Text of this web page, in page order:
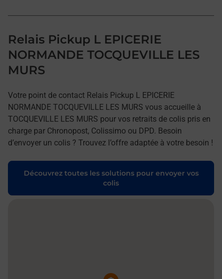
Relais Pickup L EPICERIE
NORMANDE TOCQUEVILLE LES
MURS
Votre point de contact Relais Pickup L EPICERIE
NORMANDE TOCQUEVILLE LES MURS vous accueille à
TOCQUEVILLE LES MURS pour vos retraits de colis pris en
charge par Chronopost, Colissimo ou DPD. Besoin
d’envoyer un colis ? Trouvez l’offre adaptée à votre besoin !
Découvrez toutes les solutions pour envoyer vos
colis
Pin de la carte